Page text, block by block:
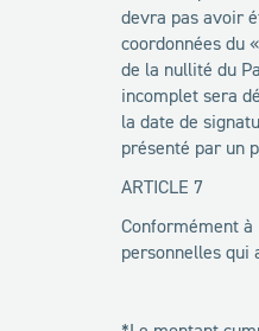
devra pas avoir
coordonnées du
de la nullité du
incomplet sera
la date de
présenté par un
ARTICLE 7
Conformément
personnelles qui